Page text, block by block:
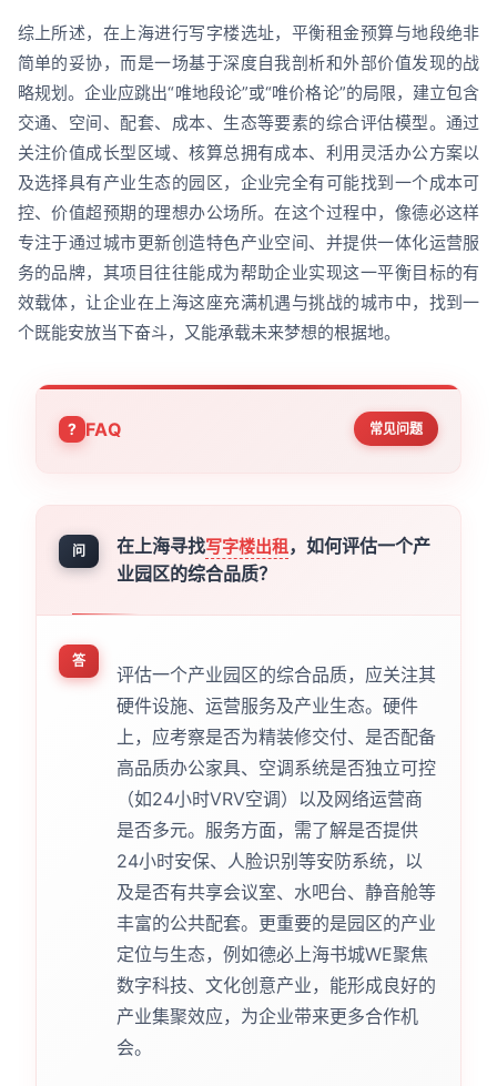
综上所述，在上海进行写字楼选址，平衡租金预算与地段绝非
简单的妥协，而是一场基于深度自我剖析和外部价值发现的战
略规划。企业应跳出“唯地段论”或“唯价格论”的局限，建立包含
交通、空间、配套、成本、生态等要素的综合评估模型。通过
关注价值成长型区域、核算总拥有成本、利用灵活办公方案以
及选择具有产业生态的园区，企业完全有可能找到一个成本可
控、价值超预期的理想办公场所。在这个过程中，像德必这样
专注于通过城市更新创造特色产业空间、并提供一体化运营服
务的品牌，其项目往往能成为帮助企业实现这一平衡目标的有
效载体，让企业在上海这座充满机遇与挑战的城市中，找到一
个既能安放当下奋斗，又能承载未来梦想的根据地。
FAQ 常见问题
问 在上海寻找写字楼出租，如何评估一个产
业园区的综合品质？
答
评估一个产业园区的综合品质，应关注其
硬件设施、运营服务及产业生态。硬件
上，应考察是否为精装修交付、是否配备
高品质办公家具、空调系统是否独立可控
（如24小时VRV空调）以及网络运营商
是否多元。服务方面，需了解是否提供
24小时安保、人脸识别等安防系统，以
及是否有共享会议室、水吧台、静音舱等
丰富的公共配套。更重要的是园区的产业
定位与生态，例如德必上海书城WE聚焦
数字科技、文化创意产业，能形成良好的
产业集聚效应，为企业带来更多合作机
会。